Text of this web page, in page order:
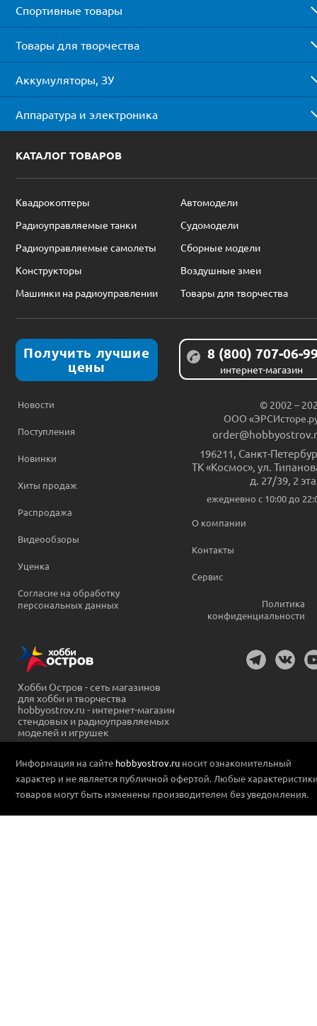
Спортивные товары
Товары для творчества
Аккумуляторы, ЗУ
Аппаратура и электроника
КАТАЛОГ ТОВАРОВ
Квадрокоптеры
Автомодели
Радиоуправляемые танки
Судомодели
Радиоуправляемые самолеты
Сборные модели
Конструкторы
Воздушные змеи
Машинки на радиоуправлении
Товары для творчества
Получить лучшие
цены
8 (800) 707-06-
интернет-магазин
Новости
Поступления
Новинки
Хиты продаж
Распродажа
Видеообзоры
Уценка
Согласие на обработку
персональных данных
© 2002 –
ООО
196211 Санкт-
ТК «Космос», ул.
д. 27/39, 2
ежедневно c 10:00 до
О компании
Контакты
Сервис
Политика
конфиденциальности
Хобби Остров - сеть магазинов
для хобби и творчества
hobbyostrov.ru - интернет-магазин
стендовых и радиоуправляемых
моделей и игрушек
Информация на сайте hobbyostrov.ru носит ознакомительный
характер и не является публичной офертой. Любые
товаров могут быть изменены производителем без уведомления.